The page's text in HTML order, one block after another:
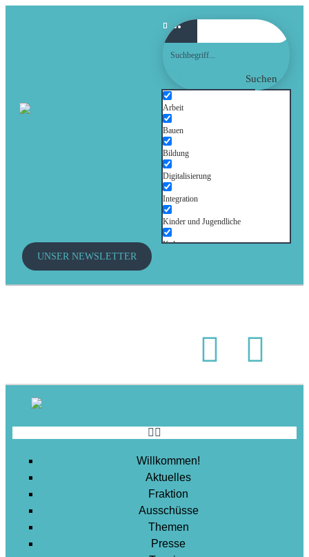
Suchen
Arbeit
Bauen
Bildung
Digitalisierung
Integration
Kinder und Jugendliche
Kultur
Stadtentwicklung
Wohnen
UNSER NEWSLETTER
Willkommen!
Aktuelles
Fraktion
Ausschüsse
Themen
Presse